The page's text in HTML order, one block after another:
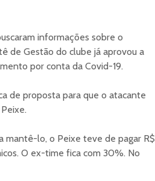
informações sobre o
de Gestão do clube já aprovou a
por conta da Covid-19.
de proposta para que o atacante
mantê-lo, o Peixe teve de pagar R$
O ex-time fica com 30%. No